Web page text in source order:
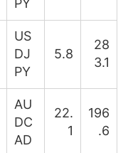
US
DJ
PY
5.8
28
3.1
AU
DC
AD
22.
1
196
.6